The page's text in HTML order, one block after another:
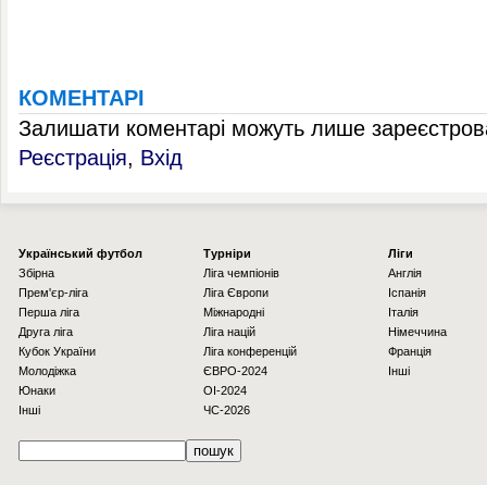
КОМЕНТАРІ
Залишати коментарі можуть лише
Реєстрація, Вхід
Українcький футбол
Збірна
Прем'єр-ліга
Перша ліга
Друга ліга
Кубок України
Молодіжка
Юнаки
Інші
Турніри
Ліга чемпіонів
Ліга Європи
Міжнародні
Ліга націй
Ліга конференцій
ЄВРО-2024
OI-2024
ЧС-2026
Ліги
Англія
Іспанія
Італія
Німеччина
Франція
Інші